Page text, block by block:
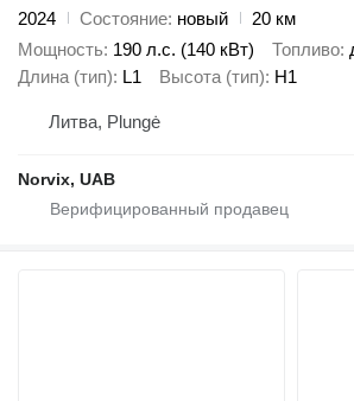
2024
Состояние новый
20 км
Мощность 190 л.с. (140 кВт) Топливо
Длина (тип) L1 Высота (тип) H1
Литва, Plungė
Norvix, UAB